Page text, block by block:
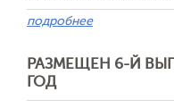
подробнее
РАЗМЕЩЕН 6-Й
ГОД